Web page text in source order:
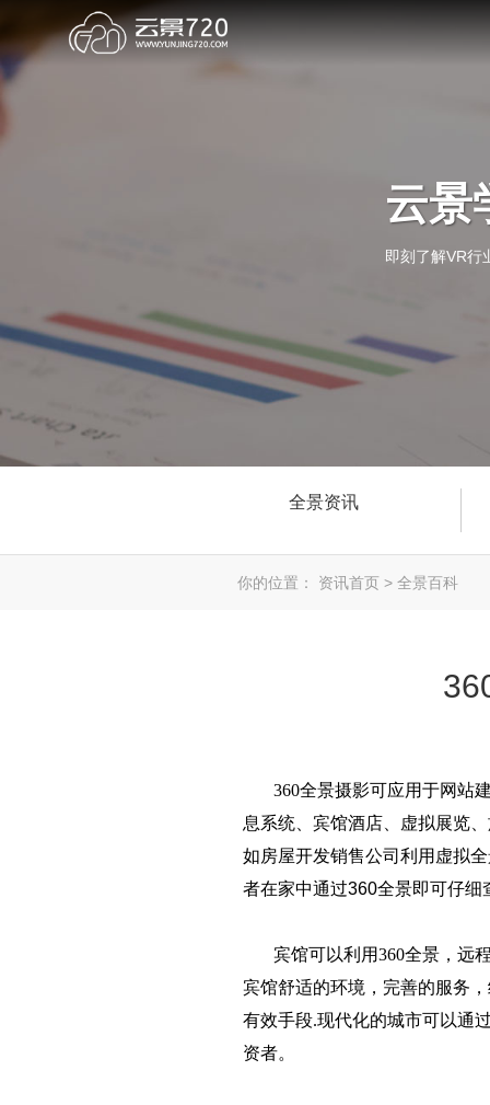
云景
即刻了解VR行
全景资讯
你的位置： 资讯首页 > 全景百科
360全景摄影可应用于网站建
息系统、宾馆酒店、虚拟展览
如房屋开发销售公司利用虚拟
者在家中通过360全景即可仔细
宾馆可以利用360全景，远程
宾馆舒适的环境，完善的服务
有效手段.现代化的城市可以通
资者。